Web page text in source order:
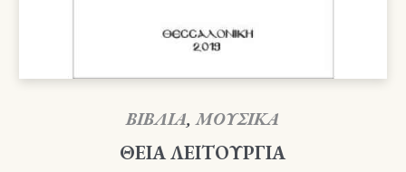
ΒΙΒΛΙΑ,ΜΟΥΣΙΚΑ
ΘΕΙΑ ΛΕΙΤΟΥΡΓΙΑ